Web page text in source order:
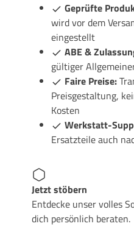
Geprüfte
wird vor dem
eingestellt
ABE &
gültiger
Faire Preise:
Preisgestaltung,
Kosten
Werkstatt-
Ersatzteile auch
Jetzt stöbern
Entdecke unser volles
dich persönlich beraten.